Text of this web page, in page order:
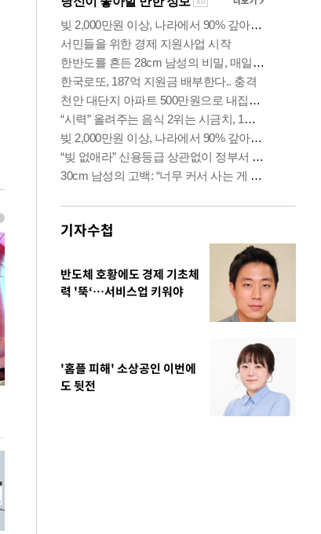
이 대통령, '청
총력 대응'
기자수첩
반도체 호황에도 경제 기초체
력 '뚝‘…서비스업 키워야
'홈플 피해' 소상공인 이번에
도 뒷전